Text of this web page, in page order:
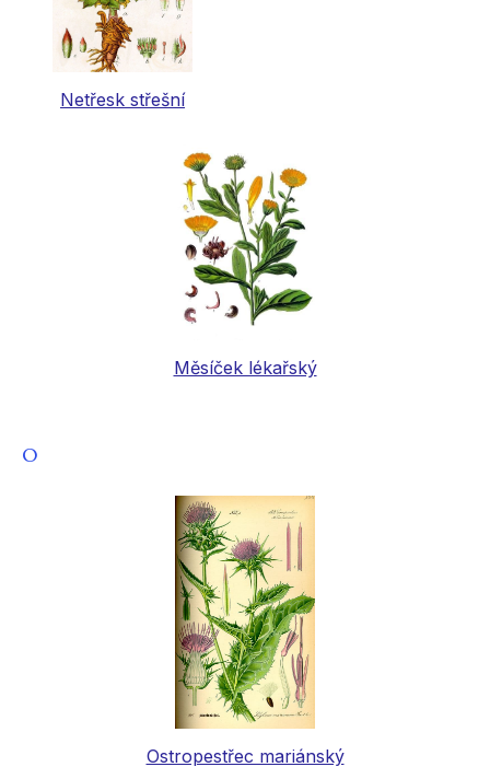
Netřesk střešní
Měsíček lékařský
O
Ostropestřec mariánský